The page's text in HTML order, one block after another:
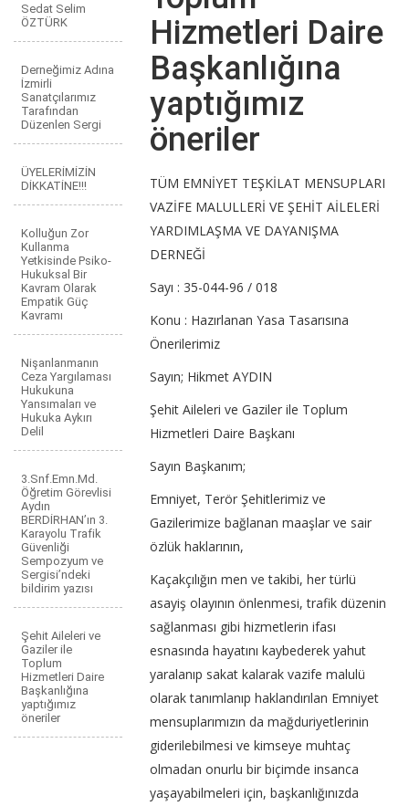
Sedat Selim
ÖZTÜRK
Derneğimiz Adına
İzmirli
Sanatçılarımız
Tarafından
Düzenlen Sergi
ÜYELERİMİZİN
DİKKATİNE!!!
Kolluğun Zor
Kullanma
Yetkisinde Psiko-
Hukuksal Bir
Kavram Olarak
Empatik Güç
Kavramı
Nişanlanmanın
Ceza Yargılaması
Hukukuna
Yansımaları ve
Hukuka Aykırı
Delil
3.Snf.Emn.Md.
Öğretim Görevlisi
Aydın
BERDİRHAN’ın 3.
Karayolu Trafik
Güvenliği
Sempozyum ve
Sergisi’ndeki
bildirim yazısı
Şehit Aileleri ve
Gaziler ile
Toplum
Hizmetleri Daire
Başkanlığına
yaptığımız
öneriler
Hizmetleri Daire
Başkanlığına
yaptığımız
öneriler
TÜM EMNİYET TEŞKİLAT MENSUPLARI
VAZİFE MALULLERİ VE ŞEHİT AİLELERİ
YARDIMLAŞMA VE DAYANIŞMA
DERNEĞİ
Sayı : 35-044-96 / 018
Konu : Hazırlanan Yasa Tasarısına
Önerilerimiz
Sayın; Hikmet AYDIN
Şehit Aileleri ve Gaziler ile Toplum
Hizmetleri Daire Başkanı
Sayın Başkanım;
Emniyet, Terör Şehitlerimiz ve
Gazilerimize bağlanan maaşlar ve sair
özlük haklarının,
Kaçakçılığın men ve takibi, her türlü
asayiş olayının önlenmesi, trafik düzenin
sağlanması gibi hizmetlerin ifası
esnasında hayatını kaybederek yahut
yaralanıp sakat kalarak vazife malulü
olarak tanımlanıp haklandırılan Emniyet
mensuplarımızın da mağduriyetlerinin
giderilebilmesi ve kimseye muhtaç
olmadan onurlu bir biçimde insanca
yaşayabilmeleri için, başkanlığınızda